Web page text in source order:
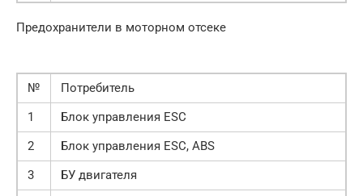
Предохранители в моторном отсеке
№
Потребитель
1
Блок управления ESC
2
Блок управления ESC, ABS
3
БУ двигателя